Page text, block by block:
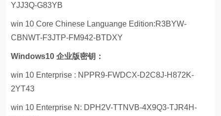
YJJ3Q-G83YB
win 10 Core Chinese Languange Edition:R3BYW-
CBNWT-F3JTP-FM942-BTDXY
Windows10 企业版密钥：
win 10 Enterprise : NPPR9-FWDCX-D2C8J-H872K-
2YT43
win 10 Enterprise N: DPH2V-TTNVB-4X9Q3-TJR4H-